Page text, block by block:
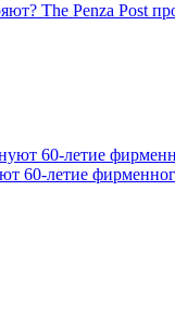
The Penza Post
60-летие